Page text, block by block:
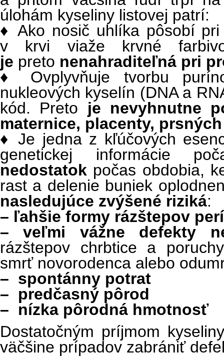
úlohám kyseliny listovej patrí:
♦ Ako nosič uhlíka pôsobí
v krvi viaže krvné
je preto nenahraditeľná pri
♦ Ovplyvňuje tvorbu
nukleových kyselín (DNA a
kód. Preto je nevyhnutne
maternice, placenty,
♦ Je jedna z kľúčových
genetickej informácie
nedostatok počas obdobia,
rast a delenie buniek
nasledujúce zvýšené riziká:
– ľahšie formy rázštepov
– veľmi vážne defekty
rázštepov chrbtice a
smrť novorodenca alebo
– spontánny potrat
– predčasný pôrod
– nízka pôrodná hmotnosť
Dostatočným príjmom
väčšine prípadov zabrániť